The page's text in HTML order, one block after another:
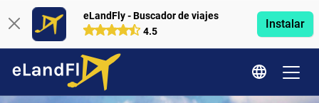
eLandFly - Buscador de viajes
4.5
Instalar